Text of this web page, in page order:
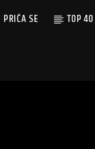
PRIČA SE TOP 40